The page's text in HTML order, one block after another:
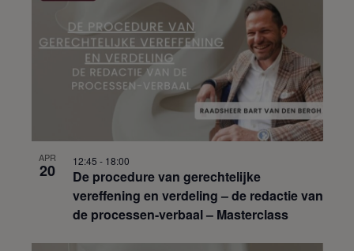
APR
20
De procedure van gerechtelijke
vereffening en verdeling – de redactie van
de processen-verbaal – Masterclass
12:45 - 18:00